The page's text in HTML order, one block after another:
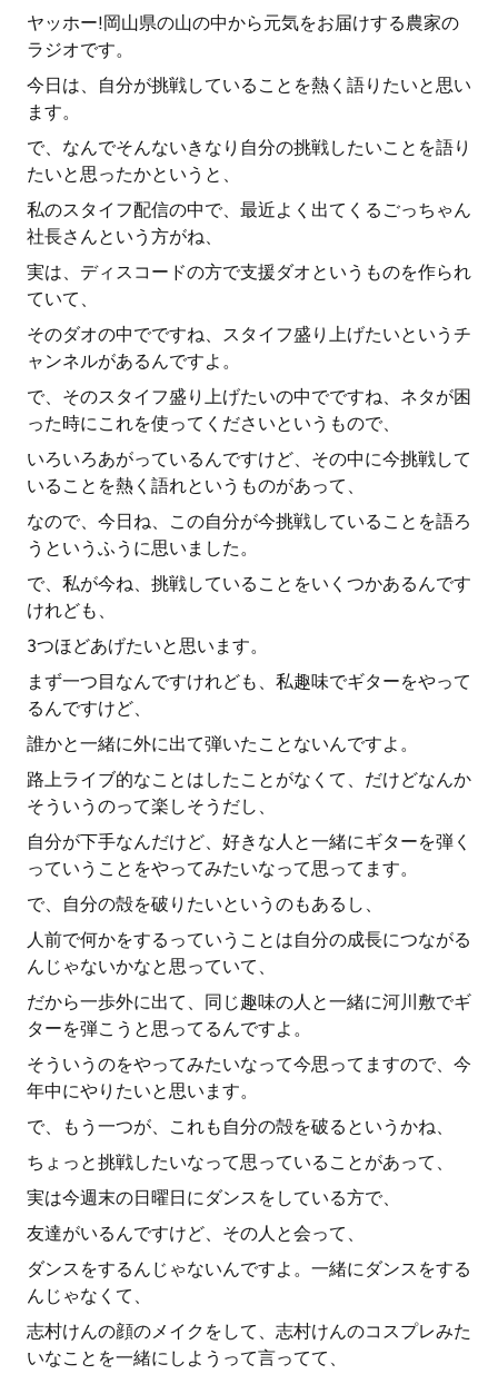
ヤッホー!岡山県の山の中から元気をお届けする農家の
ラジオです。
今日は、自分が挑戦していることを熱く語りたいと思い
ます。
で、なんでそんないきなり自分の挑戦したいことを語り
たいと思ったかというと、
私のスタイフ配信の中で、最近よく出てくるごっちゃん
社長さんという方がね、
実は、ディスコードの方で支援ダオというものを作られ
ていて、
そのダオの中でですね、スタイフ盛り上げたいというチ
ャンネルがあるんですよ。
で、そのスタイフ盛り上げたいの中でですね、ネタが困
った時にこれを使ってくださいというもので、
いろいろあがっているんですけど、その中に今挑戦して
いることを熱く語れというものがあって、
なので、今日ね、この自分が今挑戦していることを語ろ
うというふうに思いました。
で、私が今ね、挑戦していることをいくつかあるんです
けれども、
3つほどあげたいと思います。
まず一つ目なんですけれども、私趣味でギターをやって
るんですけど、
誰かと一緒に外に出て弾いたことないんですよ。
路上ライブ的なことはしたことがなくて、だけどなんか
そういうのって楽しそうだし、
自分が下手なんだけど、好きな人と一緒にギターを弾く
っていうことをやってみたいなって思ってます。
で、自分の殻を破りたいというのもあるし、
人前で何かをするっていうことは自分の成長につながる
んじゃないかなと思っていて、
だから一歩外に出て、同じ趣味の人と一緒に河川敷でギ
ターを弾こうと思ってるんですよ。
そういうのをやってみたいなって今思ってますので、今
年中にやりたいと思います。
で、もう一つが、これも自分の殻を破るというかね、
ちょっと挑戦したいなって思っていることがあって、
実は今週末の日曜日にダンスをしている方で、
友達がいるんですけど、その人と会って、
ダンスをするんじゃないんですよ。一緒にダンスをする
んじゃなくて、
志村けんの顔のメイクをして、志村けんのコスプレみた
いなことを一緒にしようって言ってて、